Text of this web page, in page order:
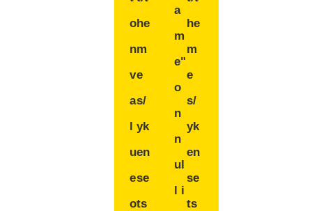
o
n
v
a
l
u
e
o
he
m
e
s/
yk
en
se
ts
a
m
e"
o
n
n
ul
l i
he
m
e
s/
yk
en
se
ts